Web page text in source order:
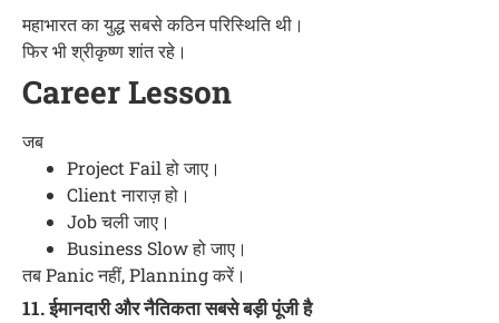
महाभारत का युद्ध सबसे कठिन परिस्थिति थी।
फिर भी श्रीकृष्ण शांत रहे।
Career Lesson
जब
Project Fail हो जाए।
Client नाराज़ हो।
Job चली जाए।
Business Slow हो जाए।
तब Panic नहीं, Planning करें।
11. ईमानदारी और नैतिकता सबसे बड़ी पूंजी है